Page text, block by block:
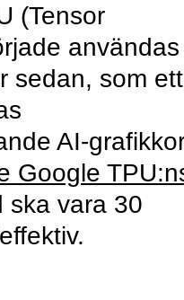
(Tensor
användas
sedan, som ett
AI-
Google
ska vara 30